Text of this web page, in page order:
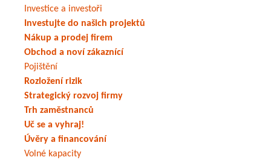
Investice a investoři
Investujte do našich projektů
Nákup a prodej firem
Obchod a noví zákaznící
Pojištění
Rozložení rizik
Strategický rozvoj firmy
Trh zaměstnanců
Uč se a vyhraj!
Úvěry a financování
Volné kapacity